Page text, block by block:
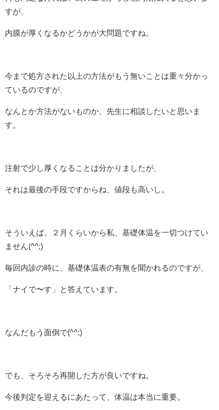
すが、
内膜が厚くなるかどうかが大問題ですね。
今まで処方された以上の方法がもう無いことは重々分かっ
ているのですが、
なんとか方法がないものか、先生に相談したいと思いま
す。
注射で少し厚くなることは分かりましたが、
それは最後の手段ですからね、値段も高いし。
そういえば、２月くらいから私、基礎体温を一切つけてい
ません(^^;)
毎回内診の時に、基礎体温表の有無を聞かれるのですが、
「ナイで〜す」と答えています。
なんだもう面倒で(^^;)
でも、そろそろ再開した方が良いですね。
今後判定を迎えるにあたって、体温は本当に重要。